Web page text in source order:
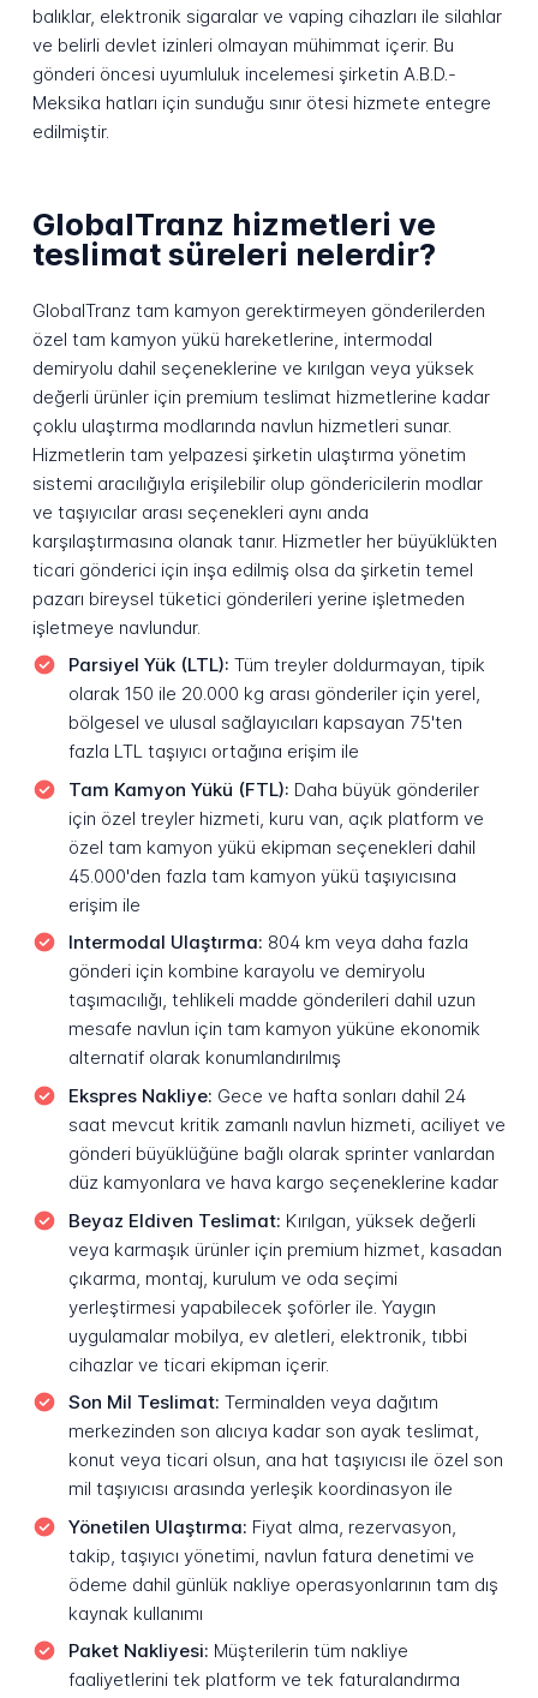
balıklar, elektronik sigaralar ve vaping cihazları ile silahlar
ve belirli devlet izinleri olmayan mühimmat içerir. Bu
gönderi öncesi uyumluluk incelemesi şirketin A.B.D.-
Meksika hatları için sunduğu sınır ötesi hizmete entegre
edilmiştir.
GlobalTranz hizmetleri ve
teslimat süreleri nelerdir?
GlobalTranz tam kamyon gerektirmeyen gönderilerden
özel tam kamyon yükü hareketlerine, intermodal
demiryolu dahil seçeneklerine ve kırılgan veya yüksek
değerli ürünler için premium teslimat hizmetlerine kadar
çoklu ulaştırma modlarında navlun hizmetleri sunar.
Hizmetlerin tam yelpazesi şirketin ulaştırma yönetim
sistemi aracılığıyla erişilebilir olup göndericilerin modlar
ve taşıyıcılar arası seçenekleri aynı anda
karşılaştırmasına olanak tanır. Hizmetler her büyüklükten
ticari gönderici için inşa edilmiş olsa da şirketin temel
pazarı bireysel tüketici gönderileri yerine işletmeden
işletmeye navlundur.
Parsiyel Yük (LTL): Tüm treyler doldurmayan, tipik
olarak 150 ile 20.000 kg arası gönderiler için yerel,
bölgesel ve ulusal sağlayıcıları kapsayan 75'ten
fazla LTL taşıyıcı ortağına erişim ile
Tam Kamyon Yükü (FTL): Daha büyük gönderiler
için özel treyler hizmeti, kuru van, açık platform ve
özel tam kamyon yükü ekipman seçenekleri dahil
45.000'den fazla tam kamyon yükü taşıyıcısına
erişim ile
Intermodal Ulaştırma: 804 km veya daha fazla
gönderi için kombine karayolu ve demiryolu
taşımacılığı, tehlikeli madde gönderileri dahil uzun
mesafe navlun için tam kamyon yüküne ekonomik
alternatif olarak konumlandırılmış
Ekspres Nakliye: Gece ve hafta sonları dahil 24
saat mevcut kritik zamanlı navlun hizmeti, aciliyet ve
gönderi büyüklüğüne bağlı olarak sprinter vanlardan
düz kamyonlara ve hava kargo seçeneklerine kadar
Beyaz Eldiven Teslimat: Kırılgan, yüksek değerli
veya karmaşık ürünler için premium hizmet, kasadan
çıkarma, montaj, kurulum ve oda seçimi
yerleştirmesi yapabilecek şoförler ile. Yaygın
uygulamalar mobilya, ev aletleri, elektronik, tıbbi
cihazlar ve ticari ekipman içerir.
Son Mil Teslimat: Terminalden veya dağıtım
merkezinden son alıcıya kadar son ayak teslimat,
konut veya ticari olsun, ana hat taşıyıcısı ile özel son
mil taşıyıcısı arasında yerleşik koordinasyon ile
Yönetilen Ulaştırma: Fiyat alma, rezervasyon,
takip, taşıyıcı yönetimi, navlun fatura denetimi ve
ödeme dahil günlük nakliye operasyonlarının tam dış
kaynak kullanımı
Paket Nakliyesi: Müşterilerin tüm nakliye
faaliyetlerini tek platform ve tek faturalandırma